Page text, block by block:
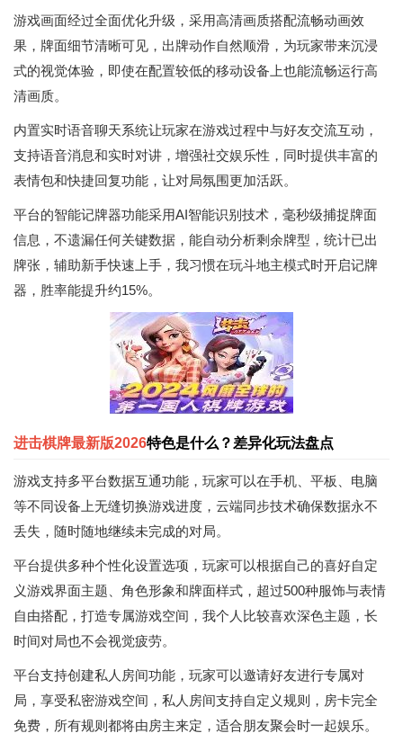
游戏画面经过全面优化升级，采用高清画质搭配流畅动画效
果，牌面细节清晰可见，出牌动作自然顺滑，为玩家带来沉浸
式的视觉体验，即使在配置较低的移动设备上也能流畅运行高
清画质。
内置实时语音聊天系统让玩家在游戏过程中与好友交流互动，
支持语音消息和实时对讲，增强社交娱乐性，同时提供丰富的
表情包和快捷回复功能，让对局氛围更加活跃。
平台的智能记牌器功能采用AI智能识别技术，毫秒级捕捉牌面
信息，不遗漏任何关键数据，能自动分析剩余牌型，统计已出
牌张，辅助新手快速上手，我习惯在玩斗地主模式时开启记牌
器，胜率能提升约15%。
进击棋牌最新版2026特色是什么？差异化玩法盘点
游戏支持多平台数据互通功能，玩家可以在手机、平板、电脑
等不同设备上无缝切换游戏进度，云端同步技术确保数据永不
丢失，随时随地继续未完成的对局。
平台提供多种个性化设置选项，玩家可以根据自己的喜好自定
义游戏界面主题、角色形象和牌面样式，超过500种服饰与表情
自由搭配，打造专属游戏空间，我个人比较喜欢深色主题，长
时间对局也不会视觉疲劳。
平台支持创建私人房间功能，玩家可以邀请好友进行专属对
局，享受私密游戏空间，私人房间支持自定义规则，房卡完全
免费，所有规则都将由房主来定，适合朋友聚会时一起娱乐。